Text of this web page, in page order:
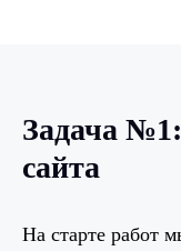
Задача
сайта
На старте работ